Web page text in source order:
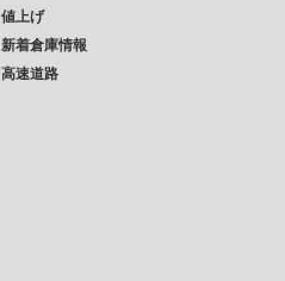
値上げ
新着倉庫情報
高速道路